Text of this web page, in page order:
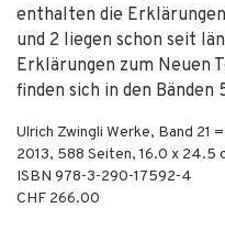
enthalten die
und 2 liegen schon seit
Erklärungen zum Neuen
finden sich in den Bänden
Ulrich Zwingli Werke, Band 21
2013, 588 Seiten, 16.0 x 24.5
ISBN 978-3-290-17592-4
CHF 266.00